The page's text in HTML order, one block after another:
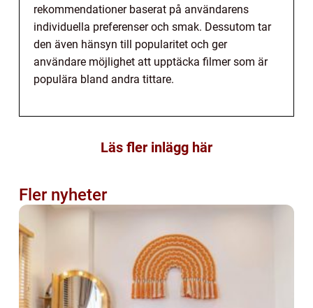
rekommendationer baserat på användarens
individuella preferenser och smak. Dessutom tar
den även hänsyn till popularitet och ger
användare möjlighet att upptäcka filmer som är
populära bland andra tittare.
Läs fler inlägg här
Fler nyheter